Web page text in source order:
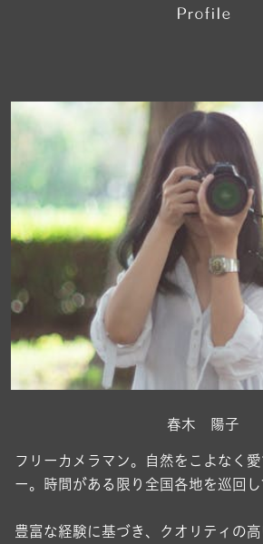
Profile
春木 陽子
フリーカメラマン。自然をこよなく
ー。時間がある限り全国各地を巡回し
豊富な経験に基づき、クオリティの